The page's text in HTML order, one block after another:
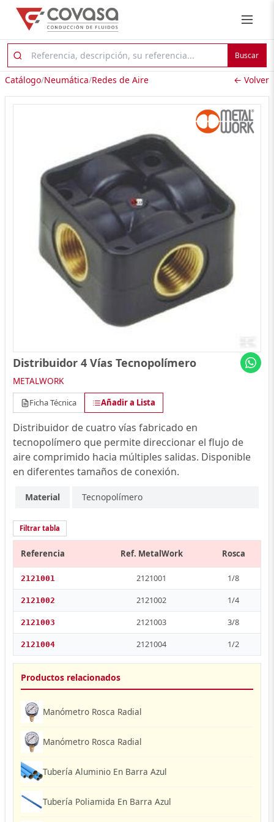
Buscar
Catálogo/Neumática/Redes de Aire ← Volver
Distribuidor 4 Vías Tecnopolímero
METALWORK
Ficha Técnica Añadir a Lista
Distribuidor de cuatro vías fabricado en
tecnopolímero que permite direccionar el flujo de
aire comprimido hacia múltiples salidas. Disponible
en diferentes tamaños de conexión.
Material Tecnopolímero
Filtrar tabla
Referencia Ref. MetalWork Rosca
2121001 2121001 1/8
2121002 2121002 1/4
2121003 2121003 3/8
2121004 2121004 1/2
Productos relacionados
Manómetro Rosca Radial
Manómetro Rosca Radial
Tubería Aluminio En Barra Azul
Tubería Poliamida En Barra Azul